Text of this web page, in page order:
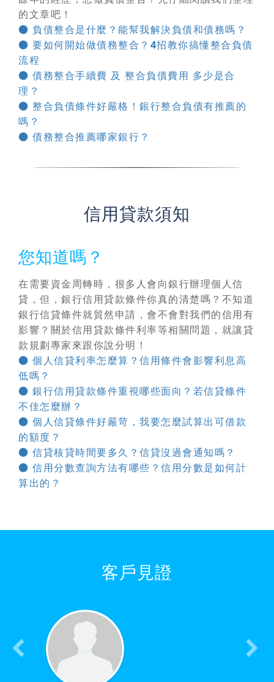
的文章吧！
● 負債整合是什麼？能幫我解決負債和債務嗎？
● 要如何開始做債務整合？4招教你搞懂整合負債
流程
● 債務整合手續費 及 整合負債費用 多少是合
理？
● 整合負債條件好嚴格！銀行整合負債有推薦的
嗎？
● 債務整合推薦哪家銀行？
信用貸款須知
您知道嗎？
在需要資金周轉時，很多人會向銀行辦理個人信
貸 ，但，銀行信用貸款條件你真的清楚嗎？不知道
銀行信貸條件就貿然申請，會不會對我們的信用有
影響？關於信用貸款條件利率等相關問題，就讓貸
款規劃專家來跟你說分明！
● 個人信貸利率怎麼算？信用條件會影響利息高
低嗎？
● 銀行信用貸款條件重視哪些面向？若信貸條件
不佳怎麼辦？
● 個人信貸條件好嚴苛，我要怎麼試算出可借款
的額度？
● 信貸核貸時間要多久？信貸沒過會通知嗎？
● 信用分數查詢方法有哪些？信用分數是如何計
算出的？
客戶見證